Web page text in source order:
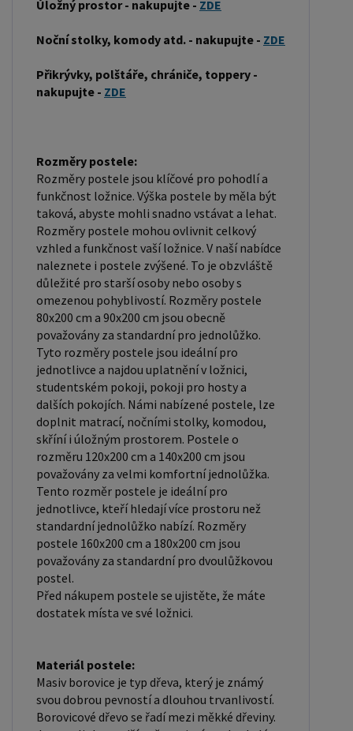
vkládá rošt. Matrace je položena na rošt a může
být vyrobena z různých materiálů, včetně pěny,
latexu nebo pružin. Matrace: Velikost matrace by
měla odpovídat rozměrům postele. Matrace se
dělí podle materiálu výroby na matrace z PUR
matrace, lamelové matrace, sendvičové matrace,
antibakteriální matrace. Matrace mohou být
měkké, středně tvrdé (H2, H3), tvrdé nebo velmi
tvrdé (H4). Tvrdost matrace je důležitý faktor,
který ovlivňuje pohodlí a podporu, kterou matrace
poskytuje. Při výběru matrace je důležité zvážit
několik faktorů, včetně vaší preferované polohy
spánku, vaší tělesné hmotnosti a jakékoliv
zdravotní problémy, které můžete mít. Laťkový
rošt ZDARMA: Laťkový rošt je ideální volbou pro ty,
kteří hledají kvalitní, pohodlný a cenově dostupný
podklad pod matraci. Laťkový rošt se skládá z
dřevěných lišt, které jsou spojeny textilií. Rošt
poskytuje dobrou podporu těla, cirkulaci vzduchu a
odvádění vlhkosti. Rošt postele je tvořen 12
příčkami, které jsou spojeny textilií, příčky roštu
jsou z masivu borovice. Mezery mezi příčkami jsou
cca 11 cm. Zpracování - lakovaná postel: Lakované
postele jsou oblíbené pro svůj elegantní vzhled a
odolnost. Lakovaný povrch je hladký, snadno se
čistí a je odolný vůči poškrábání a opotřebení.
Máte zájem o velkoobchodní spolupráci? Nebo
firmám, nabízíme možnost nákupu na
velkoobchodní ceny. Zašlete poptávku na
ondera@seznam.cz, velice rádi se Vám budeme
Úložný prostor - nakupujte - ZDE
Noční stolky, komody atd. - nakupujte - ZDE
Přikrývky, polštáře, chrániče, toppery -
nakupujte - ZDE
Rozměry postele:
Rozměry postele jsou klíčové pro pohodlí a
funkčnost ložnice. Výška postele by měla být
taková, abyste mohli snadno vstávat a lehat.
Rozměry postele mohou ovlivnit celkový
vzhled a funkčnost vaší ložnice. V naší nabídce
naleznete i postele zvýšené. To je obzvláště
důležité pro starší osoby nebo osoby s
omezenou pohyblivostí. Rozměry postele
80x200 cm a 90x200 cm jsou obecně
považovány za standardní pro jednolůžko.
Tyto rozměry postele jsou ideální pro
jednotlivce a najdou uplatnění v ložnici,
studentském pokoji, pokoji pro hosty a
dalších pokojích. Námi nabízené postele, lze
doplnit matrací, nočními stolky, komodou,
skříní i úložným prostorem. Postele o
rozměru 120x200 cm a 140x200 cm jsou
považovány za velmi komfortní jednolůžka.
Tento rozměr postele je ideální pro
jednotlivce, kteří hledají více prostoru než
standardní jednolůžko nabízí. Rozměry
postele 160x200 cm a 180x200 cm jsou
považovány za standardní pro dvoulůžkovou
postel.
Před nákupem postele se ujistěte, že máte
dostatek místa ve své ložnici.
Materiál postele:
Masiv borovice je typ dřeva, který je známý
svou dobrou pevností a dlouhou trvanlivostí.
Borovicové dřevo se řadí mezi měkké dřeviny.